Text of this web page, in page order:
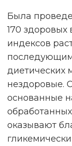
Была
170 здоровых
индексов
диетических
нездоровые.
основанные
оказывают